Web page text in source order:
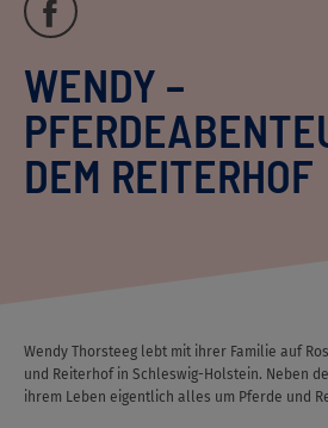
WENDY –
DEM REITERHOF
Wendy Thorsteeg lebt mit ihrer Familie auf
und Reiterhof in Schleswig-Holstein. Neben
ihrem Leben eigentlich alles um Pferde und